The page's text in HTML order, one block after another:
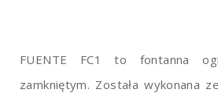
FUENTE FC1 to fontanna
zamkniętym. Została wykonana